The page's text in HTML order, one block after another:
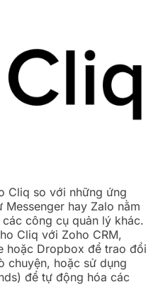
Cliq so với những ứng
hay Zalo nằm
công cụ quản lý khác.
Cliq với Zoho CRM,
hoặc Dropbox để trao đổi
chuyện, hoặc sử dụng
để tự động hóa các